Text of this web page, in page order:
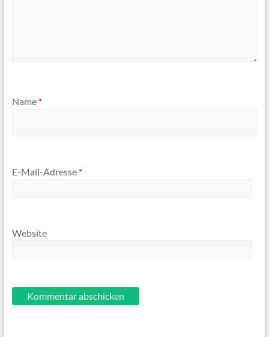
Name *
E-Mail-Adresse *
Website